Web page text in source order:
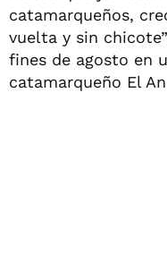
catamarqueños,
vuelta y sin
fines de agosto en
catamarqueño El